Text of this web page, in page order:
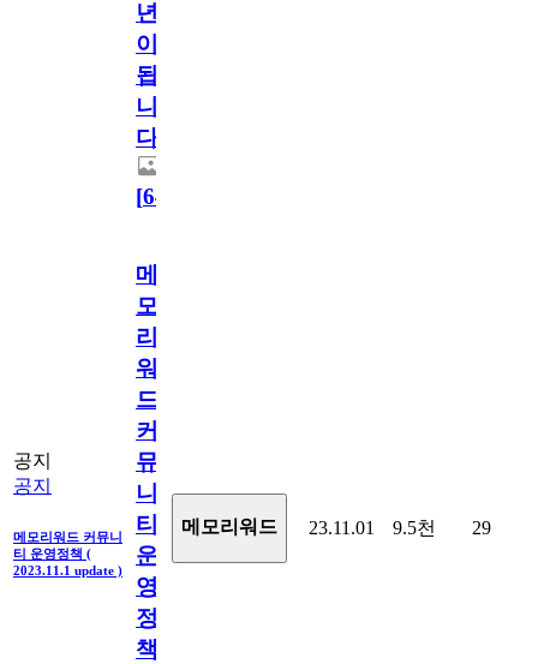
년
이
됩
니
다.
[64
공지
공지
메모리워드 커뮤니
티 운영정책 (
2023.11.1 update )
메
모
리
워
드
커
뮤
니
티
운
영
정
책
메모리워드 23.11.01 9.5천 29